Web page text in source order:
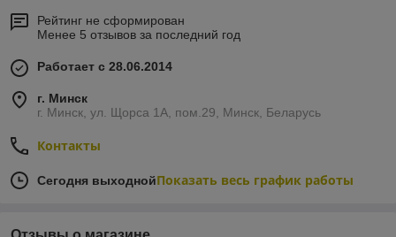
Рейтинг не сформирован
Менее 5 отзывов за последний год
Работает с 28.06.2014
г. Минск
г. Минск, ул. Щорса 1А, пом.29, Минск, Беларусь
Контакты
Сегодня выходнойПоказать весь график работы